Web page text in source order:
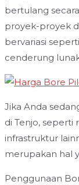
bertulang
proyek-proyek
bervariasi
cenderung
Jika Anda
di Tenjo,
infrastruktur
merupakan hal
Penggunaan